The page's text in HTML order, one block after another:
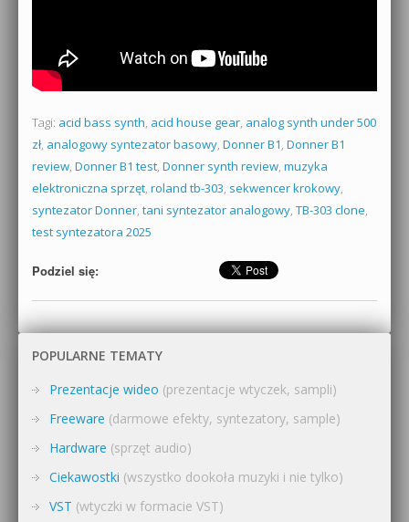
Tagi: acid bass synth, acid house gear, analog synth under 500
zł, analogowy syntezator basowy, Donner B1, Donner B1
review, Donner B1 test, Donner synth review, muzyka
elektroniczna sprzęt, roland tb-303, sekwencer krokowy,
syntezator Donner, tani syntezator analogowy, TB-303 clone,
test syntezatora 2025
Podziel się:
POPULARNE TEMATY
Prezentacje wideo (prezentacje wtyczek, sampli)
Freeware (darmowe efekty, syntezatory, sample)
Hardware (sprzęt audio)
Ciekawostki (wszystko dookoła muzyki i nie tylko)
VST (wtyczki w formacie VST)